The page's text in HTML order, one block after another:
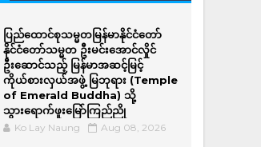
ပြည်ထောင်စုသမ္မတမြန်မာနိုင်ငံတော်
နိုင်ငံတော်သမ္မတ ဦးမင်းအောင်လှိုင်
ဦးဆောင်သည့် မြန်မာအဆင့်မြင့်
ကိုယ်စားလှယ်အဖွဲ့ မြဘုရား (Temple
of Emerald Buddha) သို့
သွားရောက်ဖူးမြော်ကြည်ညို
Ko Lay Naung Aug 08, 2026